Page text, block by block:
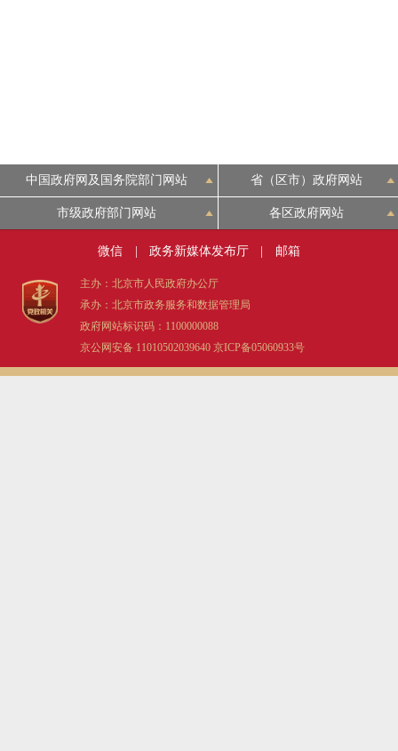
中国政府网及国务院部门网站 省（区市）政府网站
市级政府部门网站 各区政府网站
微信 政务新媒体发布厅 邮箱
主办：北京市人民政府办公厅
承办：北京市政务服务和数据管理局
政府网站标识码：1100000088
京公网安备 11010502039640 京ICP备05060933号